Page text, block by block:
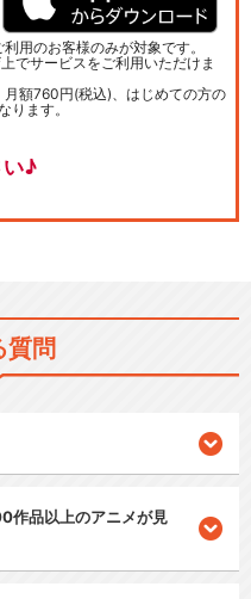
用のお客様のみが対象です。
でサービスをご利用いただけま
額760円(税込)、はじめての方の
ります。
い♪
質問
作品以上のアニメが見